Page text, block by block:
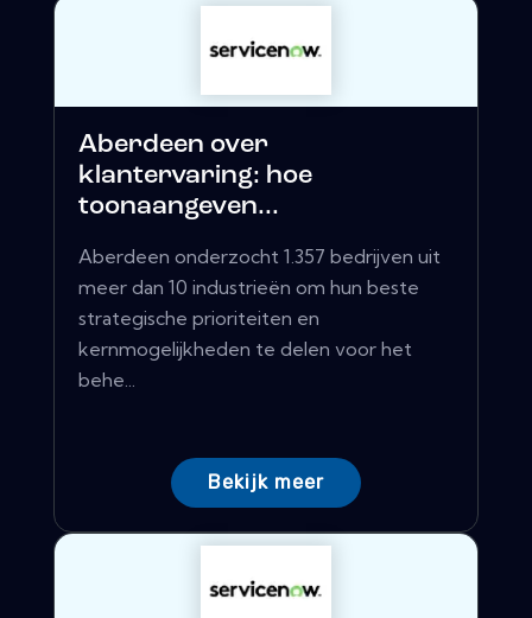
Aberdeen over
klantervaring: hoe
toonaangeven...
Aberdeen onderzocht 1.357 bedrijven uit
meer dan 10 industrieën om hun beste
strategische prioriteiten en
kernmogelijkheden te delen voor het
behe...
Bekijk meer